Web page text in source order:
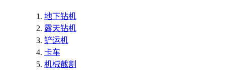
地下钻机
露天钻机
铲运机
卡车
机械截割